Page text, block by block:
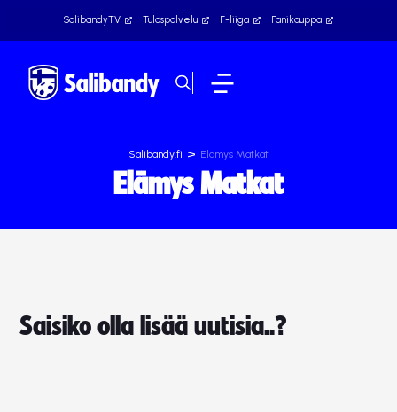
SalibandyTV Tulospalvelu F-liiga Fanikauppa
Salibandy.fi > Elämys Matkat
Elämys Matkat
Saisiko olla lisää uutisia..?